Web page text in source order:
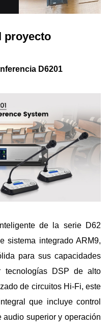
proyecto
D6201
de la serie D62
sistema integrado ARM9,
para sus capacidades
tecnologías DSP de alto
de circuitos Hi-Fi, este
que incluye control
superior y operación